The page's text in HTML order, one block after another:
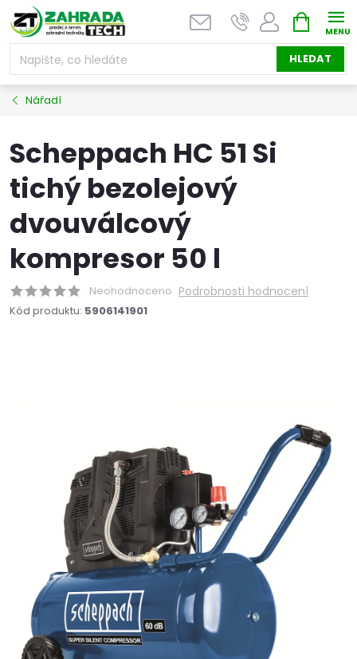
Přejít
na
obsah
HLEDAT
NÁKUPNÍ
KOŠÍK
Nářadí
Scheppach HC 51 Si
tichý bezolejový
dvouválcový
kompresor 50 l
Neohodnoceno Podrobnosti hodnocení
Kód produktu: 5906141901